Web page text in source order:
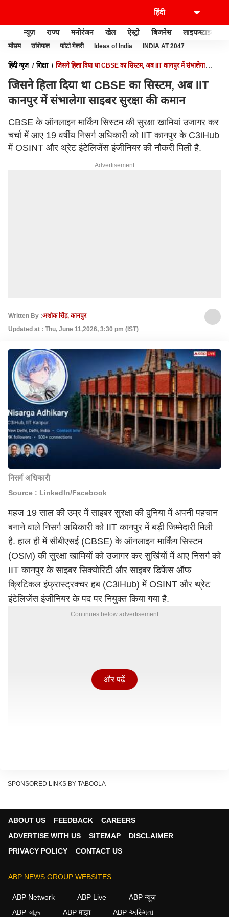
न्यूज़ राज्य मनोरंजन खेल ऐस्ट्रो बिजनेस लाइफस्टाइल
मौसम राशिफल फोटो गैलरी Ideas of India INDIA AT 2047
हिंदी न्यूज़ शिक्षा
जिसने हिला दिया था CBSE का सिस्टम, अब IIT कानपुर में संभालेगा
जिसने हिला दिया था CBSE का सिस्टम, अब IIT
कानपुर में संभालेगा साइबर सुरक्षा की कमान
CBSE के ऑनलाइन मार्किंग सिस्टम की सुरक्षा खामियां उजागर कर
चर्चा में आए 19 वर्षीय निसर्ग अधिकारी को IIT कानपुर के C3iHub
में OSINT और थ्रेट इंटेलिजेंस इंजीनियर की नौकरी मिली है.
Advertisement
Written By :अशोक सिंह, कानपुर
Updated at : Thu, June 11,2026, 3:30 pm (IST)
निसर्ग अधिकारी
Source : LinkedIn/Facebook
महज 19 साल की उम्र में साइबर सुरक्षा की दुनिया में अपनी पहचान
बनाने वाले निसर्ग अधिकारी को IIT कानपुर में बड़ी जिम्मेदारी मिली
है. हाल ही में सीबीएसई (CBSE) के ऑनलाइन मार्किंग सिस्टम
(OSM) की सुरक्षा खामियों को उजागर कर सुर्खियों में आए निसर्ग को
IIT कानपुर के साइबर सिक्योरिटी और साइबर डिफेंस ऑफ
क्रिटिकल इंफ्रास्ट्रक्चर हब (C3iHub) में OSINT और थ्रेट
इंटेलिजेंस इंजीनियर के पद पर नियुक्त किया गया है.
Continues below advertisement
प्लेटफॉर्म और सार्वजनिक रूप से उपलब्ध सूचनाओं का विश्लेषण
को खोजने का काम करेंगे. साथ ही वे एथिकल हैकिंग और साइबर
सुरक्षा से जुड़े शोध कार्यों में भी योगदान देंगे.
और पढ़ें
SPONSORED LINKS BY TABOOLA
ABOUT US FEEDBACK
CAREERS
ADVERTISE WITH US
SITEMAP
DISCLAIMER
PRIVACY POLICY
CONTACT US
ABP NEWS GROUP WEBSITES
ABP Network ABP Live
ABP न्यूज़
ABP আনন্দ
ABP माझा ABP અસ્મિતા